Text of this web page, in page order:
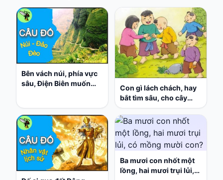
Bên vách núi, phía vực
sâu, Điện Biên muốn
Con gì lách chách, hay
bắt tìm sâu, cho cây
xanh mầu, quản đêm
khó nhọc?
Ba mươi con nhốt một
lồng, hai mươi trụi lủi,